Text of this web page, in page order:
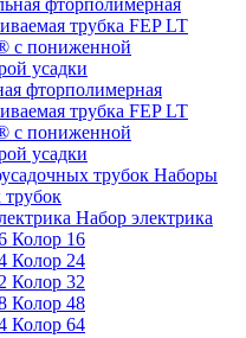
фторполимерная
трубка FEP LT
с пониженной
усадки
Наборы
трубок
Набор электрика
Колор 16
Колор 24
Колор 32
Колор 48
Колор 64